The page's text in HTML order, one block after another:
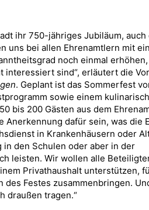
ihr 750-jähriges Jubiläum, auch
uns bei allen Ehrenamtlern mit
noch einmal
interessiert sind“, erläutert die
. Geplant ist das Sommerfest
sowie einem
bis 200 Gästen aus dem
dafür sein, was die
in Krankenhäusern oder
den Schulen oder aber in der
leisten. Wir wollen alle
Privathaushalt unterstützen,
Festes zusammenbringen.
draußen tragen.“